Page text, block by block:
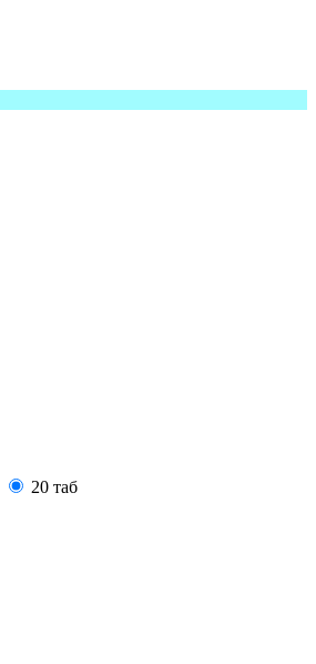
20 таб